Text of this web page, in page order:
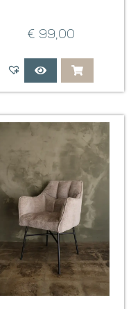
€ 99,00